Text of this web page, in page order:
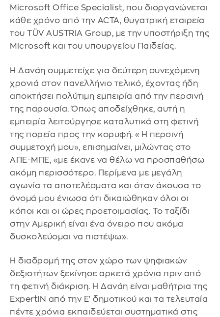
Microsoft Office Specialist, που διοργανώνεται
κάθε χρόνο από την ACTA, θυγατρική εταιρεία
του TÜV AUSTRIA Group, με την υποστήριξη της
Microsoft και του υπουργείου Παιδείας.
Η Δανάη συμμετείχε για δεύτερη συνεχόμενη
χρονιά στον πανελλήνιο τελικό, έχοντας ήδη
αποκτήσει πολύτιμη εμπειρία από την περσινή
της παρουσία. Όπως αποδείχθηκε, αυτή η
εμπειρία λειτούργησε καταλυτικά στη φετινή
της πορεία προς την κορυφή. «Η περσινή
συμμετοχή μου», επισημαίνει, μιλώντας στο
ΑΠΕ-ΜΠΕ, «με έκανε να θέλω να προσπαθήσω
ακόμη περισσότερο. Περίμενα με μεγάλη
αγωνία τα αποτελέσματα και όταν άκουσα το
όνομά μου ένιωσα ότι δικαιώθηκαν όλοι οι
κόποι και οι ώρες προετοιμασίας. Το ταξίδι
στην Αμερική είναι ένα όνειρο που ακόμα
δυσκολεύομαι να πιστέψω».
Η διαδρομή της στον χώρο των ψηφιακών
δεξιοτήτων ξεκίνησε αρκετά χρόνια πριν από
τη φετινή διάκριση. Η Δανάη είναι μαθήτρια της
ExpertIN από την Ε' δημοτικού και τα τελευταία
πέντε χρόνια εκπαιδεύεται συστηματικά στις